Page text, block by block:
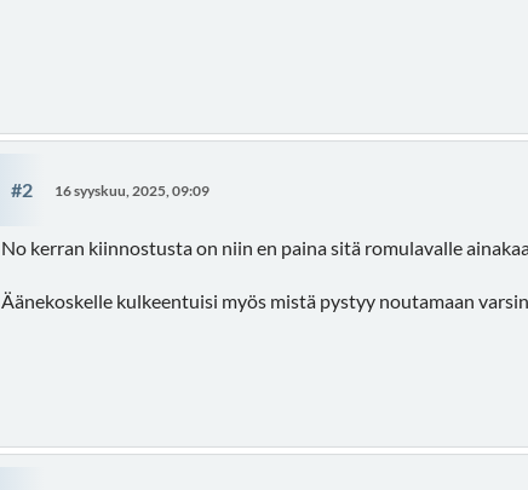
#2 16 syyskuu, 2025, 09:09
No kerran kiinnostusta on niin en paina sitä romulavalle
Äänekoskelle kulkeentuisi myös mistä pystyy noutamaan